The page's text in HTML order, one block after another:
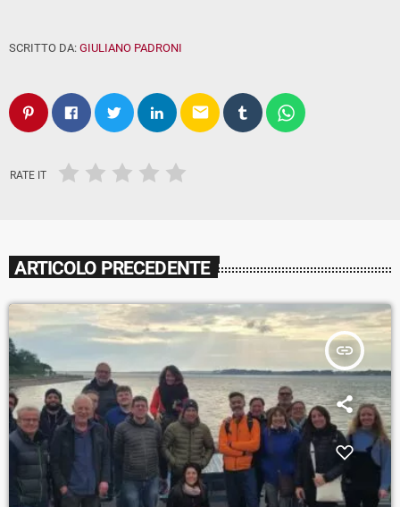
SCRITTO DA: GIULIANO PADRONI
email
RATE IT
ARTICOLO PRECEDENTE
insert_link